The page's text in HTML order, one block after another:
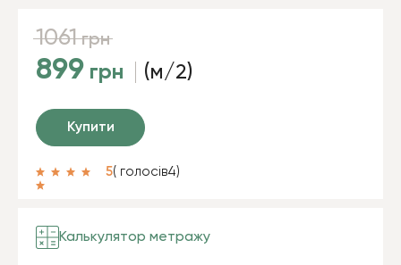
1061 грн
899 грн (м/2)
Купити
5( голосів4)
Калькулятор метражу